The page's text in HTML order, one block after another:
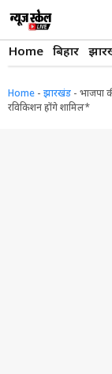
content
Home बिहार
Home - झारखंड - भाजपा
रविकिशन होंगे शामिल*